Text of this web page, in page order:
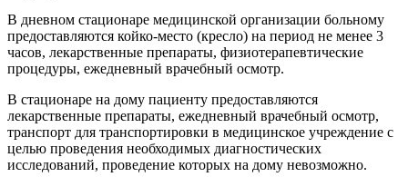
В дневном стационаре медицинской организации больному
предоставляются койко-место (кресло) на период не менее 3
часов, лекарственные препараты, физиотерапевтические
процедуры, ежедневный врачебный осмотр.
В стационаре на дому пациенту предоставляются
лекарственные препараты, ежедневный врачебный осмотр,
транспорт для транспортировки в медицинское учреждение с
целью проведения необходимых диагностических
исследований, проведение которых на дому невозможно.